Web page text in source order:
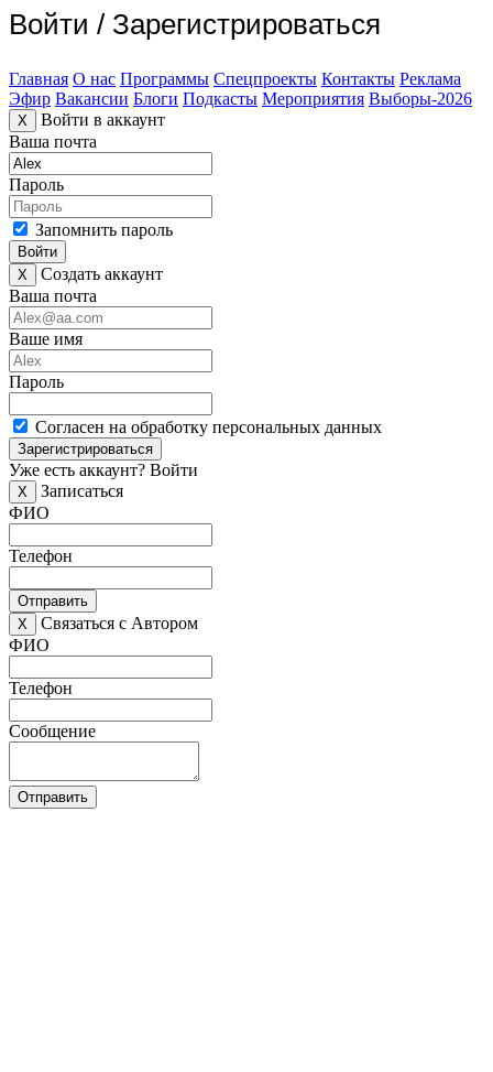
Войти / Зарегистрироваться
Главная О нас Программы Спецпроекты Контакты Реклама
Эфир Вакансии Блоги Подкасты Мероприятия Выборы-2026
X
Войти в аккаунт
Ваша почта
Пароль
Запомнить пароль
Войти
X
Создать аккаунт
Ваша почта
Ваше имя
Пароль
Согласен на обработку персональных данных
Зарегистрироваться
Уже есть аккаунт? Войти
X
Записаться
ФИО
Телефон
Отправить
X
Связаться с Автором
ФИО
Телефон
Сообщение
Отправить